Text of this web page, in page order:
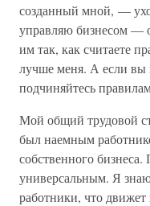
созданный мной, —
управляю бизнесом —
им так, как считаете
лучше меня. А если вы
подчиняйтесь
Мой общий трудовой
был наемным
собственного
универсальным. Я
работники, что